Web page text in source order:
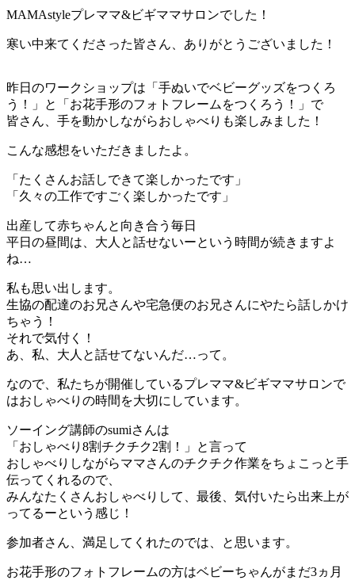
MAMAstyleプレママ&ビギママサロンでした！
寒い中来てくださった皆さん、ありがとうございました！
昨日のワークショップは「手ぬいでベビーグッズをつくろ
う！」と「お花手形のフォトフレームをつくろう！」で
皆さん、手を動かしながらおしゃべりも楽しみました！
こんな感想をいただきましたよ。
「たくさんお話しできて楽しかったです」
「久々の工作ですごく楽しかったです」
出産して赤ちゃんと向き合う毎日
平日の昼間は、大人と話せないーという時間が続きますよ
ね…
私も思い出します。
生協の配達のお兄さんや宅急便のお兄さんにやたら話しかけ
ちゃう！
それで気付く！
あ、私、大人と話せてないんだ…って。
なので、私たちが開催しているプレママ&ビギママサロンで
はおしゃべりの時間を大切にしています。
ソーイング講師のsumiさんは
「おしゃべり8割チクチク2割！」と言って
おしゃべりしながらママさんのチクチク作業をちょこっと手
伝ってくれるので、
みんなたくさんおしゃべりして、最後、気付いたら出来上が
ってるーという感じ！
参加者さん、満足してくれたのでは、と思います。
お花手形のフォトフレームの方はベビーちゃんがまだ3ヵ月